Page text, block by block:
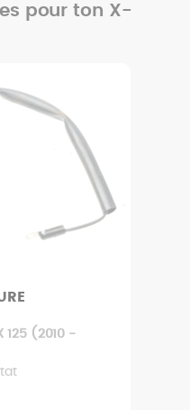
pour ton X-
125 (2010 -